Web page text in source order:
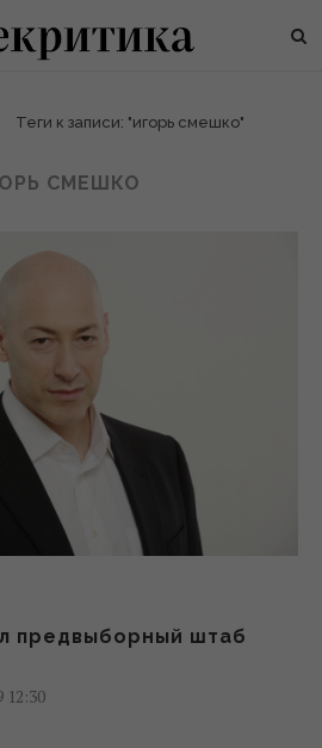
Теги к записи: "игорь смешко"
СМЕШКО
предвыборный штаб
12:30